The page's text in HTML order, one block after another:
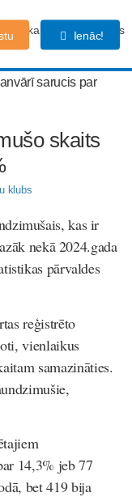
kalendārs Forums
Ienāc!
skaits
klubs
kas ir
nekā 2024.gada
pārvaldes
reģistrēto
vienlaikus
samazināties.
14,3% jeb 77
bet 419 bija